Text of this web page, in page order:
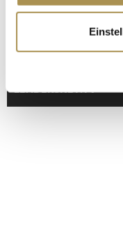
erfassen, welche
bestimmten
Erfahren Sie mehr
verarbeitet werden,